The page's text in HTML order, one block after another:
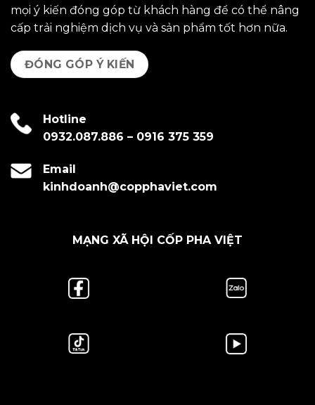
mọi ý kiến đóng góp từ khách hàng để có thể nâng
cấp trải nghiệm dịch vụ và sản phẩm tốt hơn nữa.
ĐÓNG GÓP Ý KIẾN
Hotline
0932.087.886 – 0916 375 359
Email
kinhdoanh@copphaviet.com
MẠNG XÃ HỘI CỐP PHA VIỆT